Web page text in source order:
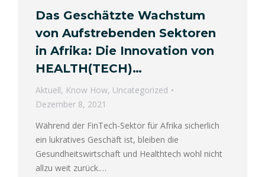
Das Geschätzte Wachstum
von Aufstrebenden Sektoren
in Afrika: Die Innovation von
HEALTH(TECH)…
Aktuell, Know How, Uncategorized
Dezember 8, 2021
Während der FinTech-Sektor für Afrika sicherlich
ein lukratives Geschäft ist, bleiben die
Gesundheitswirtschaft und Healthtech wohl nicht
allzu weit zurück.…